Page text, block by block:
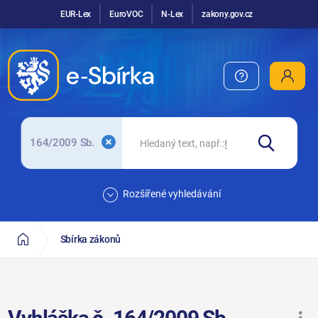
EUR-Lex EuroVOC N-Lex zakony.gov.cz
164/2009 Sb.
Rozšířené vyhledávání
Sbírka zákonů